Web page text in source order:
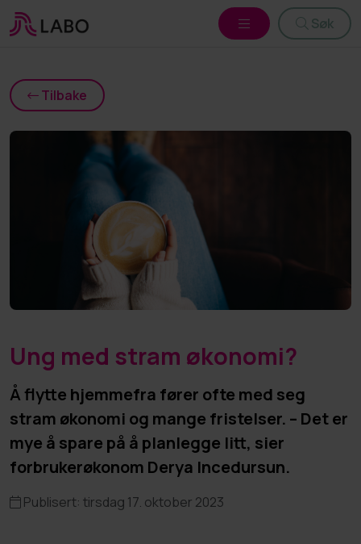
Søk
Tilbake
Ung med stram økonomi?
Å flytte hjemmefra fører ofte med seg
stram økonomi og mange fristelser. – Det er
mye å spare på å planlegge litt, sier
forbrukerøkonom Derya Incedursun.
Publisert: tirsdag 17. oktober 2023